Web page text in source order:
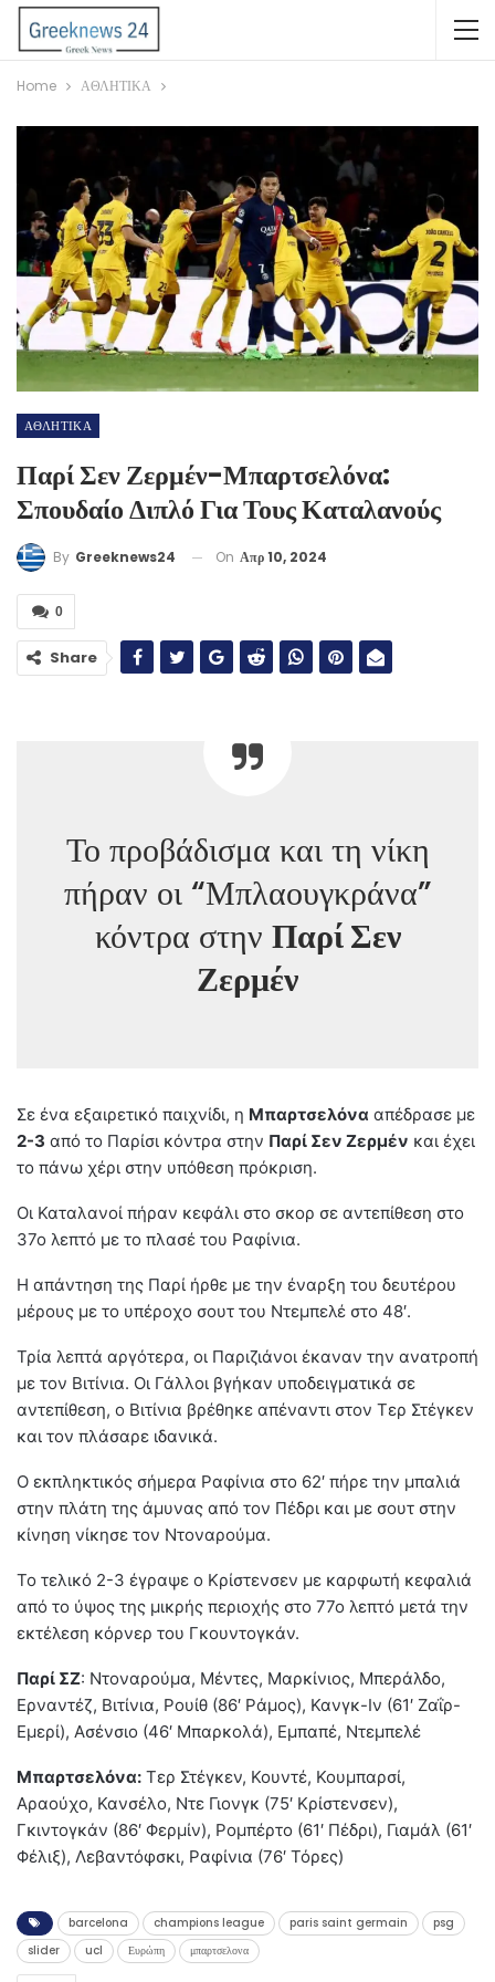
Home ΑΘΛΗΤΙΚΑ
ΑΘΛΗΤΙΚΑ
Παρί Σεν Ζερμέν-Μπαρτσελόνα:
Σπουδαίο Διπλό Για Τους Καταλανούς
By Greeknews24 On Απρ 10, 2024
0
Share
Το προβάδισμα και τη νίκη
πήραν οι “Μπλαουγκράνα”
κόντρα στην Παρί Σεν
Ζερμέν
Σε ένα εξαιρετικό παιχνίδι, η Μπαρτσελόνα απέδρασε με
2-3 από το Παρίσι κόντρα στην Παρί Σεν Ζερμέν και έχει
το πάνω χέρι στην υπόθεση πρόκριση.
Οι Καταλανοί πήραν κεφάλι στο σκορ σε αντεπίθεση στο
37ο λεπτό με το πλασέ του Ραφίνια.
Η απάντηση της Παρί ήρθε με την έναρξη του δευτέρου
μέρους με το υπέροχο σουτ του Ντεμπελέ στο 48′.
Τρία λεπτά αργότερα, οι Παριζιάνοι έκαναν την ανατροπή
με τον Βιτίνια. Οι Γάλλοι βγήκαν υποδειγματικά σε
αντεπίθεση, ο Βιτίνια βρέθηκε απέναντι στον Τερ Στέγκεν
και τον πλάσαρε ιδανικά.
Ο εκπληκτικός σήμερα Ραφίνια στο 62′ πήρε την μπαλιά
στην πλάτη της άμυνας από τον Πέδρι και με σουτ στην
κίνηση νίκησε τον Ντοναρούμα.
Το τελικό 2-3 έγραψε ο Κρίστενσεν με καρφωτή κεφαλιά
από το ύψος της μικρής περιοχής στο 77ο λεπτό μετά την
εκτέλεση κόρνερ του Γκουντογκάν.
Παρί ΣΖ: Ντοναρούμα, Μέντες, Μαρκίνιος, Μπεράλδο,
Ερναντέζ, Βιτίνια, Ρουίθ (86′ Ράμος), Κανγκ-Ιν (61′ Ζαΐρ-
Εμερί), Ασένσιο (46′ Μπαρκολά), Εμπαπέ, Ντεμπελέ
Μπαρτσελόνα: Τερ Στέγκεν, Κουντέ, Κουμπαρσί,
Αραούχο, Κανσέλο, Ντε Γιονγκ (75′ Κρίστενσεν),
Γκιντογκάν (86′ Φερμίν), Ρομπέρτο (61′ Πέδρι), Γιαμάλ (61′
Φέλιξ), Λεβαντόφσκι, Ραφίνια (76′ Τόρες)
barcelona champions league paris saint germain
psg
slider
ucl Ευρώπη μπαρτσελονα